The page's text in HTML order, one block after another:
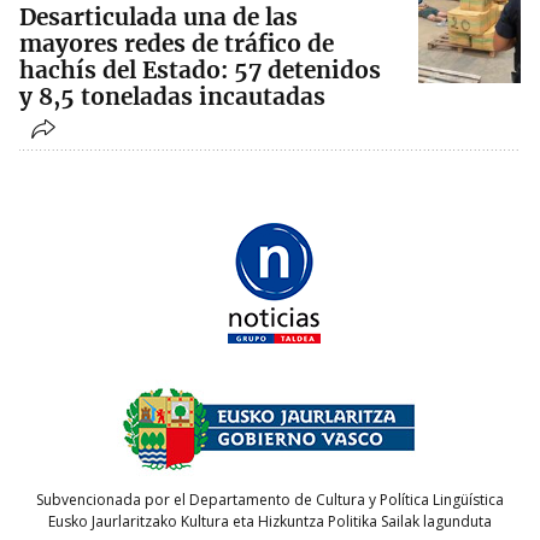
Desarticulada una de las
mayores redes de tráfico de
hachís del Estado: 57 detenidos
y 8,5 toneladas incautadas
Subvencionada por el Departamento de Cultura y Política Lingüística
Eusko Jaurlaritzako Kultura eta Hizkuntza Politika Sailak lagunduta